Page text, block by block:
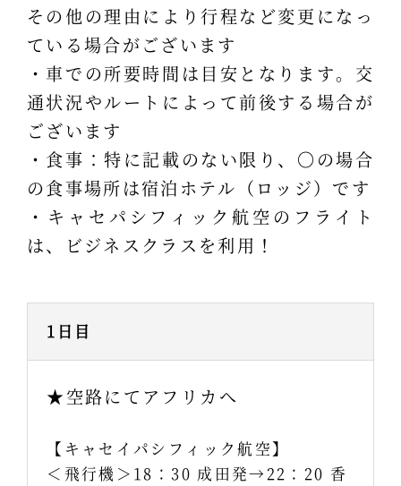
その他の理由により行程など変更になっ
ている場合がございます
・車での所要時間は目安となります。交
通状況やルートによって前後する場合が
ございます
・食事：特に記載のない限り、〇の場合
の食事場所は宿泊ホテル（ロッジ）です
・キャセパシフィック航空のフライト
は、ビジネスクラスを利用！
1日目
★空路にてアフリカへ
【キャセイパシフィック航空】
＜飛行機＞18：30 成田発→22：20 香